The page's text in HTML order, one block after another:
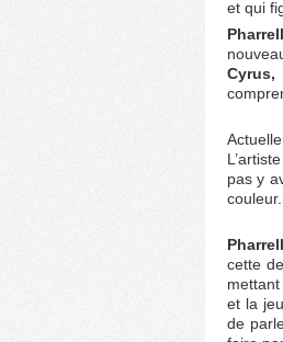
et qui
Pharrell
pas y
couleur.
Pharrell
cette
et la
de